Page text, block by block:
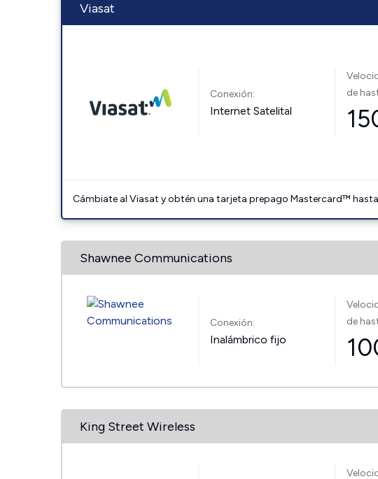
Viasat
Conexión:
Internet Satelital
de
Cámbiate al Viasat y obtén una tarjeta prepago Mastercard™
Shawnee Communications
Conexión:
Inalámbrico fijo
de
King Street Wireless